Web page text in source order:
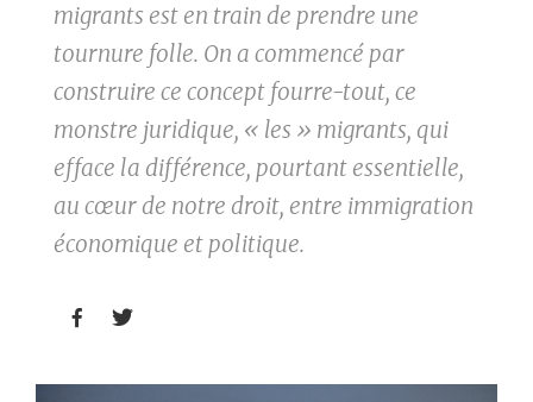
migrants est en train de prendre une
tournure folle. On a commencé par
construire ce concept fourre-tout, ce
monstre juridique, « les » migrants, qui
efface la différence, pourtant essentielle,
au cœur de notre droit, entre immigration
économique et politique.
 